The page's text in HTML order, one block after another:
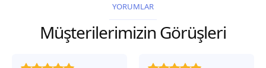
YORUMLAR
Müşterilerimizin Görüşleri